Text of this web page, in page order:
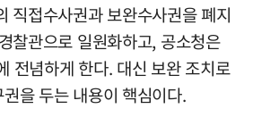
직접수사권과 보완수사권을 폐지
찰관으로 일원화하고, 공소청은
전념하게 한다. 대신 보완 조치로
을 두는 내용이 핵심이다.